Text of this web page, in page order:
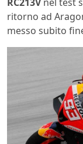
ritorno ad
messo subito